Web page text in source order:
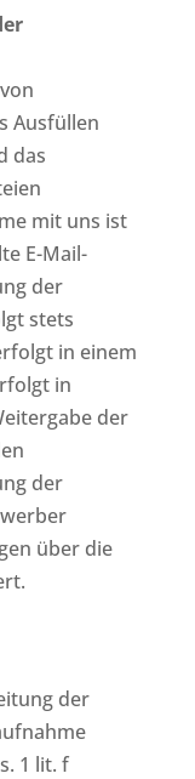
Ausfüllen
das
mit uns ist
E-Mail-
der
stets
in einem
in
der
der
über die
der
1 lit. f